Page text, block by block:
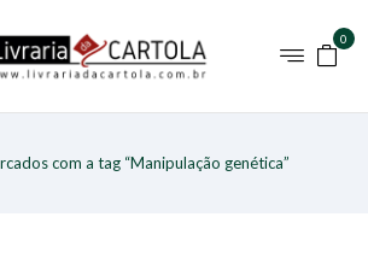
0
com a tag “Manipulação genética”